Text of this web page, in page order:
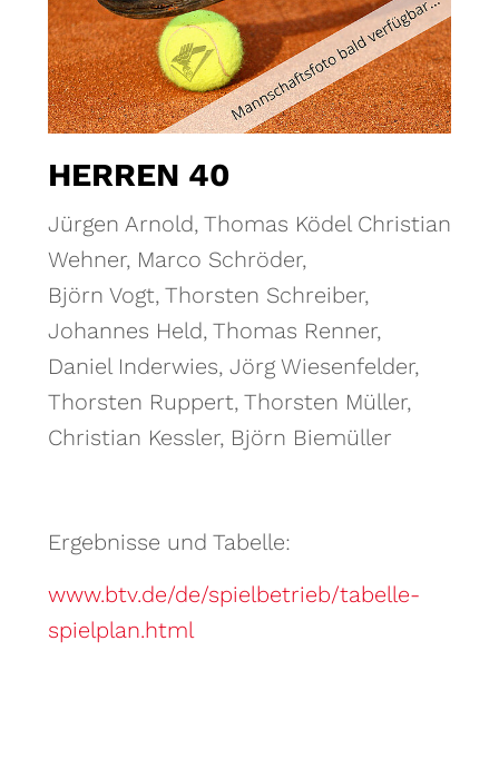
HERREN 40
Jürgen Arnold, Thomas Ködel Christian
Wehner, Marco Schröder,
Björn Vogt, Thorsten Schreiber,
Johannes Held, Thomas Renner,
Daniel Inderwies, Jörg Wiesenfelder,
Thorsten Ruppert, Thorsten Müller,
Christian Kessler, Björn Biemüller
Ergebnisse und Tabelle:
www.btv.de/de/spielbetrieb/tabelle-
spielplan.html